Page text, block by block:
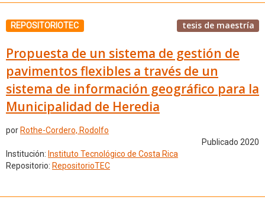
REPOSITORIOTEC tesis de maestría
Propuesta de un sistema de gestión de
pavimentos flexibles a través de un
sistema de información geográfico para la
Municipalidad de Heredia
por Rothe-Cordero, Rodolfo
Publicado 2020
Institución: Instituto Tecnológico de Costa Rica
Repositorio: RepositorioTEC